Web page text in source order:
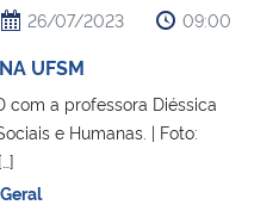
Humanos
26/07/2023 09:00
UFSM
com a professora Diéssica
e Humanas. | Foto:
Geral